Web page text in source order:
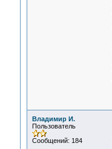
Владимир И.
Пользователь
Сообщений: 184